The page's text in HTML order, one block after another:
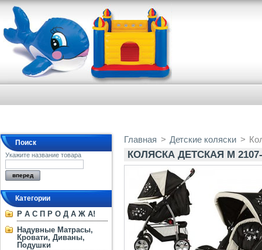
Поиск
Укажите название товара
Категории
Р А С П Р О Д А Ж А!
Надувные Матрасы,
Кровати, Диваны,
Подушки
Главная > Детские коляски >
КОЛЯСКА ДЕТСКАЯ M